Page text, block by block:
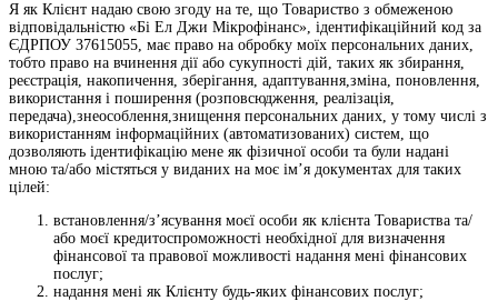
Я як Клієнт надаю свою згоду на те, що Товариство з обмеженою
відповідальністю «Бі Ел Джи Мікрофінанс», ідентифікаційний код за
ЄДРПОУ 37615055, має право на обробку моїх персональних даних,
тобто право на вчинення дії або сукупності дій, таких як збирання,
реєстрація, накопичення, зберігання, адаптування,зміна, поновлення,
використання і поширення (розповсюдження, реалізація,
передача),знеособлення,знищення персональних даних, у тому числі з
використанням інформаційних (автоматизованих) систем, що
дозволяють ідентифікацію мене як фізичної особи та були надані
мною та/або містяться у виданих на моє ім’я документах для таких
цілей:
встановлення/з’ясування моєї особи як клієнта Товариства та/
або моєї кредитоспроможності необхідної для визначення
фінансової та правової можливості надання мені фінансових
послуг;
надання мені як Клієнту будь-яких фінансових послуг;